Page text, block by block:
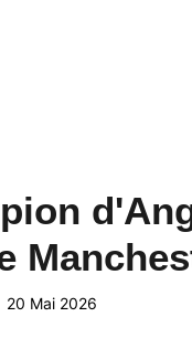
20 Mai 2026